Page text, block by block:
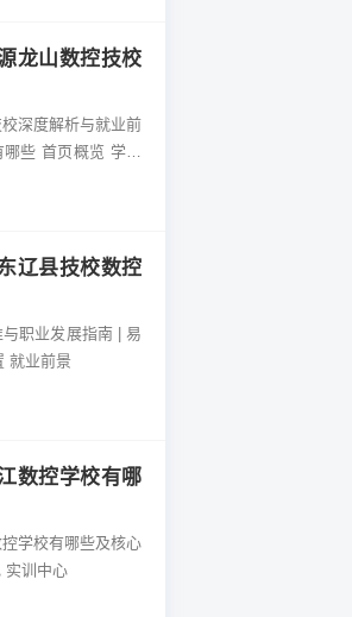
龙山数控技校
深度解析与就业前
些 首页概览 学校
辽县技校数控
职业发展指南 | 易
就业前景
数控学校有哪
学校有哪些及核心
实训中心